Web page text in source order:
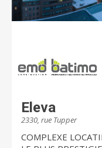
Eleva
2330, rue Tupper
COMPLEXE LOCATIF 55 ANS